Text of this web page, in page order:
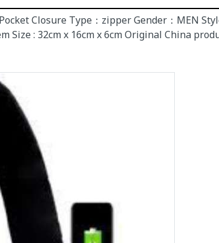
Closure Type：zipper Gender：MEN
Size : 32cm x 16cm x 6cm Original China